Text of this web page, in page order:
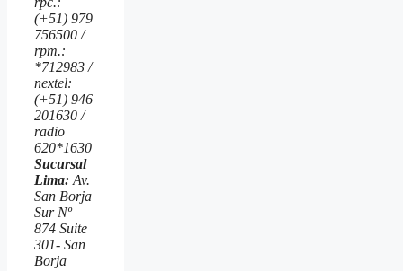
(+51) 979
756500 /
rpm.:
*712983 /
nextel:
(+51) 946
201630 /
radio
620*1630
Sucursal
Lima: Av.
San Borja
Sur Nº
874 Suite
301- San
Borja